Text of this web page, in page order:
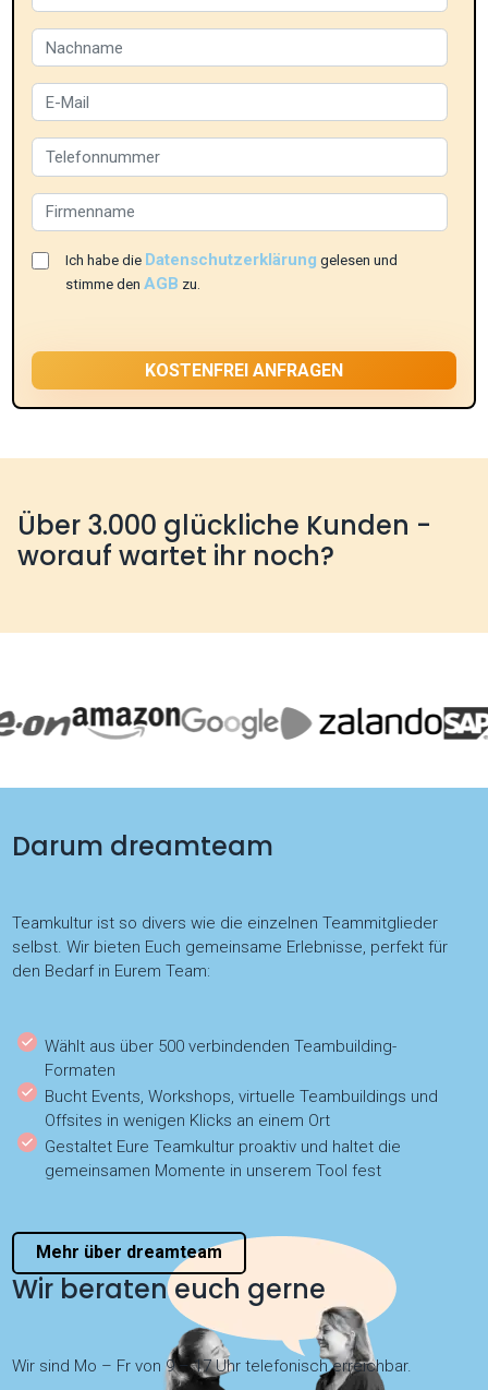
Ich habe die Datenschutzerklärung gelesen und
stimme denAGB zu.
Über 3.000 glückliche Kunden -
worauf wartet ihr noch?
Darum dreamteam
Teamkultur ist so divers wie die einzelnen Teammitglieder
selbst. Wir bieten Euch gemeinsame Erlebnisse, perfekt für
den Bedarf in Eurem Team:
Wählt aus über 500 verbindenden Teambuilding-
Formaten
Bucht Events, Workshops, virtuelle Teambuildings und
Offsites in wenigen Klicks an einem Ort
Gestaltet Eure Teamkultur proaktiv und haltet die
gemeinsamen Momente in unserem Tool fest
Mehr über dreamteam
Wir beraten euch gerne
Wir sind Mo – Fr von 9 – 17 Uhr telefonisch erreichbar.